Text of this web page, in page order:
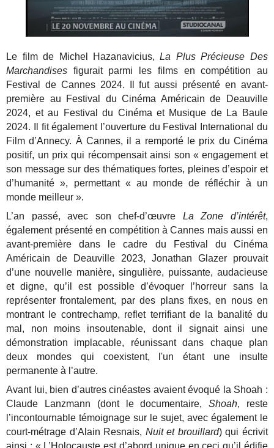
Le film de Michel Hazanavicius,La Plus Précieuse Des
Marchandises figurait parmi les films en compétition au
Festival de Cannes 2024. Il fut aussi présenté en avant-
première au Festival du Cinéma Américain de Deauville
2024, et au Festival du Cinéma et Musique de La Baule
2024. Il fit également l’ouverture du Festival International du
Film d’Annecy. À Cannes, il a remporté le prix du Cinéma
positif, un prix qui récompensait ainsi son « engagement et
son message sur des thématiques fortes, pleines d’espoir et
d’humanité », permettant « au monde de réfléchir à un
monde meilleur ».
L’an passé, avec son chef-d’œuvre La Zone d’intérêt,
également présenté en compétition à Cannes mais aussi en
avant-première dans le cadre du Festival du Cinéma
Américain de Deauville 2023, Jonathan Glazer prouvait
d’une nouvelle manière, singulière, puissante, audacieuse
et digne, qu’il est possible d’évoquer l’horreur sans la
représenter frontalement, par des plans fixes, en nous en
montrant le contrechamp, reflet terrifiant de la banalité du
mal, non moins insoutenable, dont il signait ainsi une
démonstration implacable, réunissant dans chaque plan
deux mondes qui coexistent, l'un étant une insulte
permanente à l’autre.
Avant lui, bien d’autres cinéastes avaient évoqué la Shoah :
Claude Lanzmann (dont le documentaire,Shoah, reste
l’incontournable témoignage sur le sujet, avec également le
court-métrage d’Alain Resnais, Nuit et brouillard) qui écrivit
ainsi : « L’Holocauste est d’abord unique en ceci qu’il édifie